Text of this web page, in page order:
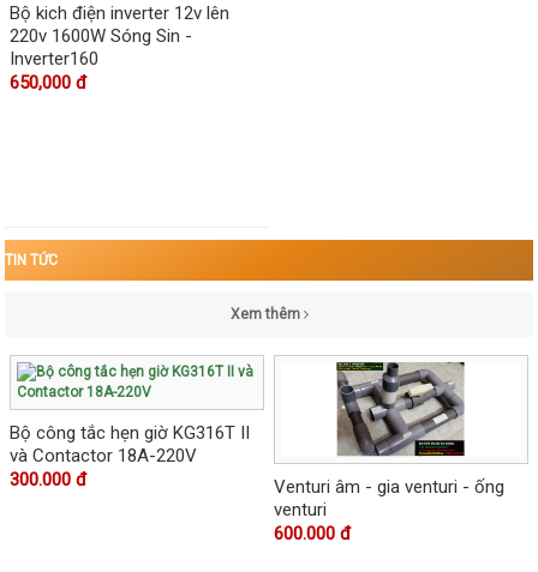
Bộ kich điện inverter 12v lên
220v 1600W Sóng Sin -
Inverter160
650,000 đ
TIN TỨC
Xem thêm
Bộ công tắc hẹn giờ KG316T II
và Contactor 18A-220V
300.000 đ
Venturi âm - gia venturi - ống
venturi
600.000 đ